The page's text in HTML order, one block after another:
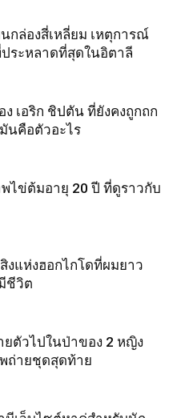
กล่องสี่เหลี่ยม เหตุการณ์
ประหลาดที่สุดในอิตาลี
ง เอริก ชิปตัน ที่ยังคงถูกถก
นคือตัวอะไร
ไข่ต้มอายุ 20 ปี ที่ดูราวกับ
งแห่งฮอกไกโดที่ผมยาว
ชีวิต
ตัวไปในป่าของ 2 หญิง
ถ่ายชุดสุดท้าย